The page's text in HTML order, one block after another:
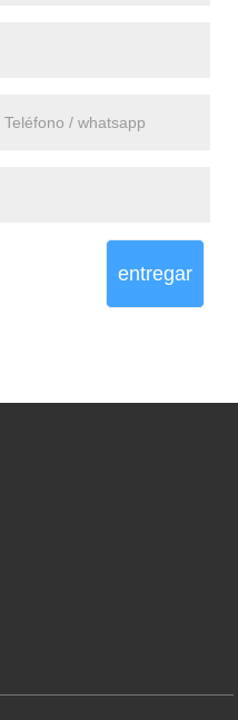
entregar